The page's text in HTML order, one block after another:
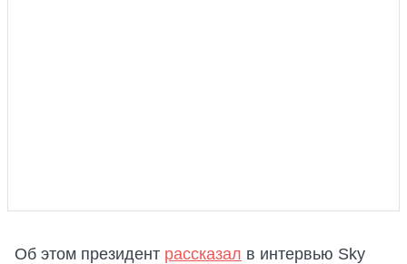
Об этом президент рассказал в интервью Sky